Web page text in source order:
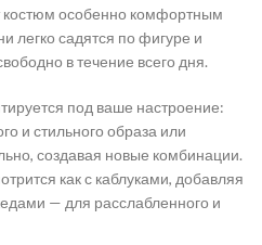
костюм особенно комфортным
легко садятся по фигуре и
в течение всего дня.
под ваше настроение:
и стильного образа или
создавая новые комбинации.
как с каблуками, добавляя
— для расслабленного и